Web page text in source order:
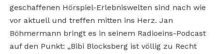
geschaffenen Hörspiel-Erlebniswelten sind nach wie
vor aktuell und treffen mitten ins Herz. Jan
Böhmermann bringt es in seinem Radioeins-Podcast
auf den Punkt: „Bibi Blocksberg ist völlig zu Recht